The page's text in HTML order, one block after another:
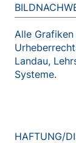
Alle
Landau,
Systeme.
HAFTUNG/